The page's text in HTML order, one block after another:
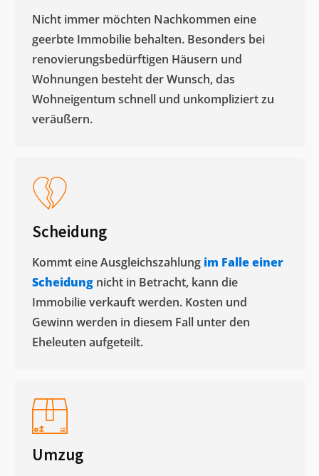
Nicht immer möchten Nachkommen eine
geerbte Immobilie behalten. Besonders bei
renovierungsbedürftigen Häusern und
Wohnungen besteht der Wunsch, das
Wohneigentum schnell und unkompliziert zu
veräußern. ​
Scheidung
Kommt eine Ausgleichszahlung im Falle einer
Scheidung nicht in Betracht, kann die
Immobilie verkauft werden. Kosten und
Gewinn werden in diesem Fall unter den
Eheleuten aufgeteilt.​
Umzug